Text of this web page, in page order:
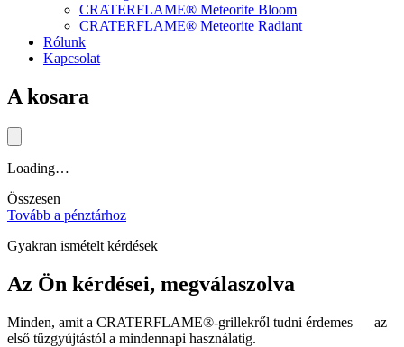
CRATERFLAME® Meteorite Bloom
CRATERFLAME® Meteorite Radiant
Rólunk
Kapcsolat
A kosara
Loading…
Összesen
Tovább a pénztárhoz
Gyakran ismételt kérdések
Az Ön kérdései, megválaszolva
Minden, amit a CRATERFLAME®-grillekről tudni érdemes — az
első tűzgyújtástól a mindennapi használatig.